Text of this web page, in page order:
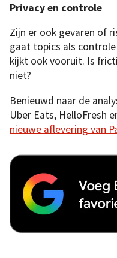
Privacy en controle
Zijn er ook gevaren of
gaat topics als
kijkt ook vooruit. Is
niet?
Benieuwd naar de
Uber Eats, HelloFresh
nieuwe aflevering van